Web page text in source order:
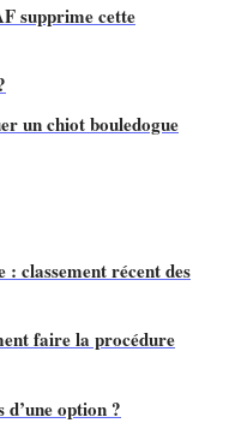
supprime cette
un chiot bouledogue
: classement récent des
faire la procédure
option ?